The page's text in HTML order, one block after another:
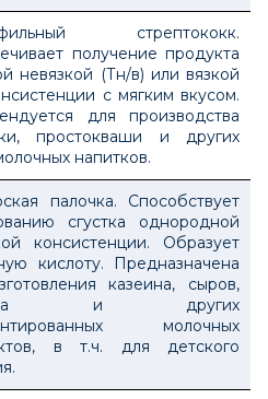
стрептококк.
получение продукта
невязкой (Тн/в) или вязкой
с мягким вкусом.
для производства
простокваши и других
напитков.
палочка. Способствует
сгустка однородной
консистенции. Образует
кислоту. Предназначена
казеина, сыров,
и других
молочных
в т.ч. для детского